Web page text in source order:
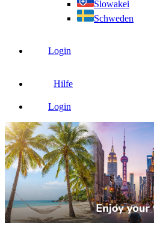
Slowakei
Schweden
Login
Hilfe
Login